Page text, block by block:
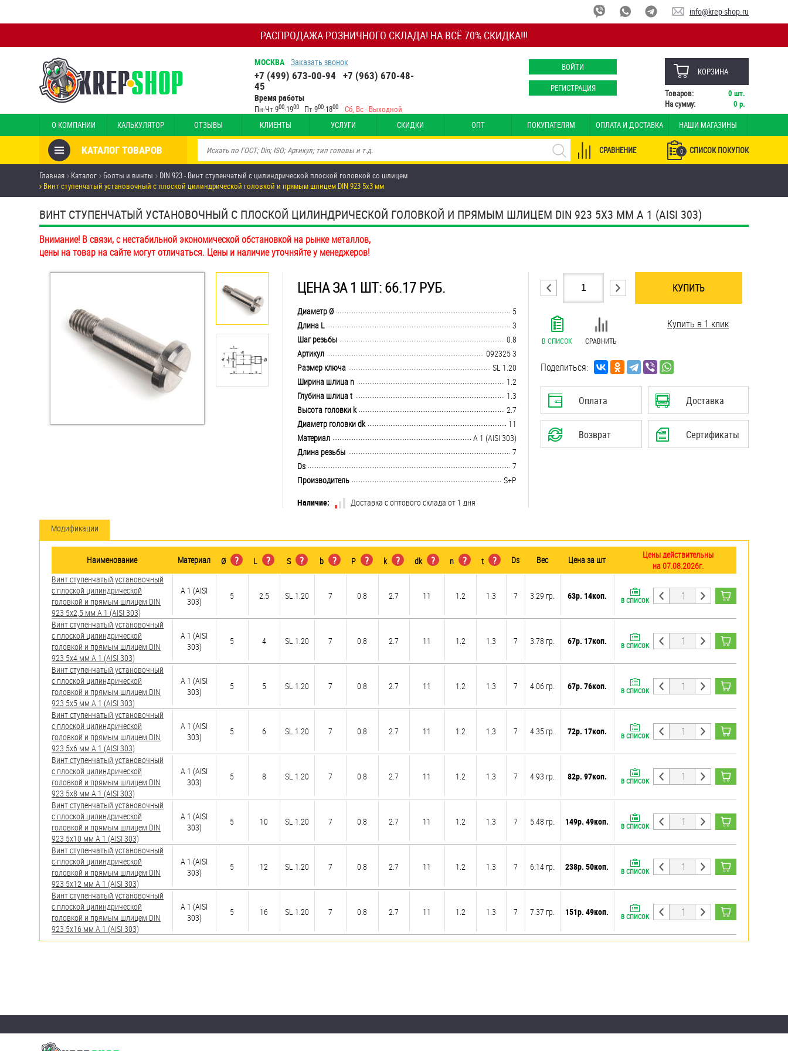
РАСПРОДАЖА РОЗНИЧНОГО СКЛАДА! НА ВСЁ 70% СКИДКА!!!
info@krep-shop.ru
МОСКВА Заказать звонок
+7 (499) 673-00-94 +7 (963) 670-48-
45
Время работы
Пн-Чт 900-1900 Пт 900-1800 Сб, Вс - Выходной
ВОЙТИ
РЕГИСТРАЦИЯ
КОРЗИНА
Товаров: 0 шт.
На сумму:
0 р.
О КОМПАНИИ КАЛЬКУЛЯТОР ОТЗЫВЫ КЛИЕНТЫ УСЛУГИ СКИДКИ ОПТ ПОКУПАТЕЛЯМ ОПЛАТА И ДОСТАВКА НАШИ МАГАЗИНЫ
КАТАЛОГ ТОВАРОВ 0 СПИСОК ПОКУПОК
СРАВНЕНИЕ
Товары со скидкой
Анкеры
Антивандальный крепёж,
инструмент
Болты и винты
Дюбели
Дюймовый крепёж
Заклепки (Гайки-Заклепки)
Инструмент
яхт
Пробки
Саморезы и шурупы
Стопорные кольца
Такелаж
Хомуты
Шайбы
Шпильки
Шплинты
Штифты и пальцы
Главная Каталог Болты и винты
DIN 923 - Винт ступенчатый с цилиндрической плоской головкой со шлицем
Винт ступенчатый установочный с плоской цилиндрической головкой и прямым шлицем DIN 923 5х3 мм
ВИНТ СТУПЕНЧАТЫЙ УСТАНОВОЧНЫЙ С ПЛОСКОЙ ЦИЛИНДРИЧЕСКОЙ ГОЛОВКОЙ И ПРЯМЫМ ШЛИЦЕМ DIN 923 5Х3 ММ А 1 (AISI 303)
Внимание! В связи, с нестабильной экономической обстановкой на рынке металлов,
цены на товар на сайте могут отличаться. Цены и наличие уточняйте у менеджеров!
ЦЕНА ЗА 1 ШТ: 66.17 РУБ.
........................................................................................................................................................................................................
Диаметр Ø
5
........................................................................................................................................................................................................
Длина L
3
........................................................................................................................................................................................................
Шаг резьбы
0.8
........................................................................................................................................................................................................
Артикул
092325 3
........................................................................................................................................................................................................
Размер ключа
SL 1.20
........................................................................................................................................................................................................
Ширина шлица n
1.2
........................................................................................................................................................................................................
Глубина шлица t
1.3
........................................................................................................................................................................................................
Высота головки k
2.7
........................................................................................................................................................................................................
Диаметр головки dk
11
........................................................................................................................................................................................................
Материал
А 1 (AISI 303)
........................................................................................................................................................................................................
Длина резьбы
7
........................................................................................................................................................................................................
Ds
7
........................................................................................................................................................................................................
Производитель
S+P
Наличие:
Доставка с оптового склада от 1 дня
КУПИТЬ
В СПИСОК СРАВНИТЬ
Купить в 1 клик
Поделиться:
Оплата Доставка
Возврат Сертификаты
Модификации
Наименование Материал Ø ? L ? S ? b ? P ? k ? dk ? n ? t ? Ds Вес Цена за шт
Цены действительны
на 07.08.2026г.
Винт ступенчатый установочный
с плоской цилиндрической
головкой и прямым шлицем DIN
923 5х2,5 мм А 1 (AISI 303)
А 1 (AISI
303)
5 2.5 SL 1.20 7 0.8 2.7 11 1.2 1.3 7 3.29 гр. 63р. 14коп. В СПИСОК
Винт ступенчатый установочный
с плоской цилиндрической
головкой и прямым шлицем DIN
923 5х4 мм А 1 (AISI 303)
А 1 (AISI
303)
5 4 SL 1.20 7 0.8 2.7 11 1.2 1.3 7 3.78 гр. 67р. 17коп. В СПИСОК
Винт ступенчатый установочный
с плоской цилиндрической
головкой и прямым шлицем DIN
923 5х5 мм А 1 (AISI 303)
А 1 (AISI
303)
5 5 SL 1.20 7 0.8 2.7 11 1.2 1.3 7 4.06 гр. 67р. 76коп. В СПИСОК
Винт ступенчатый установочный
с плоской цилиндрической
головкой и прямым шлицем DIN
923 5х6 мм А 1 (AISI 303)
А 1 (AISI
303)
5 6 SL 1.20 7 0.8 2.7 11 1.2 1.3 7 4.35 гр. 72р. 17коп. В СПИСОК
Винт ступенчатый установочный
с плоской цилиндрической
головкой и прямым шлицем DIN
923 5х8 мм А 1 (AISI 303)
А 1 (AISI
303)
5 8 SL 1.20 7 0.8 2.7 11 1.2 1.3 7 4.93 гр. 82р. 97коп. В СПИСОК
Винт ступенчатый установочный
с плоской цилиндрической
головкой и прямым шлицем DIN
923 5х10 мм А 1 (AISI 303)
А 1 (AISI
303)
5 10 SL 1.20 7 0.8 2.7 11 1.2 1.3 7 5.48 гр. 149р. 49коп. В СПИСОК
Винт ступенчатый установочный
с плоской цилиндрической
головкой и прямым шлицем DIN
923 5х12 мм А 1 (AISI 303)
А 1 (AISI
303)
5 12 SL 1.20 7 0.8 2.7 11 1.2 1.3 7 6.14 гр. 238р. 50коп. В СПИСОК
Винт ступенчатый установочный
с плоской цилиндрической
головкой и прямым шлицем DIN
923 5х16 мм А 1 (AISI 303)
А 1 (AISI
303)
5 16 SL 1.20 7 0.8 2.7 11 1.2 1.3 7 7.37 гр. 151р. 49коп. В СПИСОК